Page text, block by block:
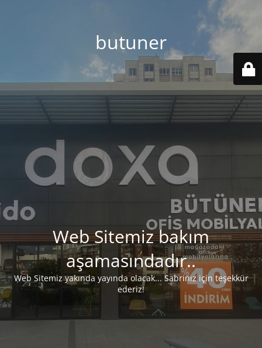
butuner
Web Sitemiz bakım
aşamasındadır..
Web Sitemiz yakında yayında olacak... Sabrınız için teşekkür
ederiz!